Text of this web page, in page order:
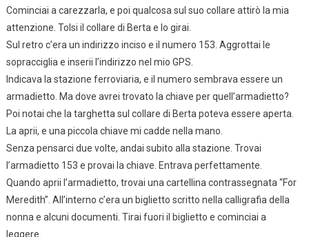
Cominciai a carezzarla, e poi qualcosa sul suo collare attirò la mia
attenzione. Tolsi il collare di Berta e lo girai.
Sul retro c’era un indirizzo inciso e il numero 153. Aggrottai le
sopracciglia e inserii l’indirizzo nel mio GPS.
Indicava la stazione ferroviaria, e il numero sembrava essere un
armadietto. Ma dove avrei trovato la chiave per quell’armadietto?
Poi notai che la targhetta sul collare di Berta poteva essere aperta.
La aprii, e una piccola chiave mi cadde nella mano.
Senza pensarci due volte, andai subito alla stazione. Trovai
l’armadietto 153 e provai la chiave. Entrava perfettamente.
Quando aprii l’armadietto, trovai una cartellina contrassegnata “For
Meredith”. All’interno c’era un biglietto scritto nella calligrafia della
nonna e alcuni documenti. Tirai fuori il biglietto e cominciai a
leggere.